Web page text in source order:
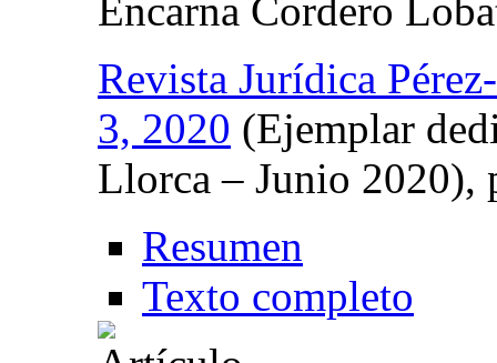
Encarna Cordero
Revista Jurídica
3, 2020 (Ejemplar
Llorca – Junio 2020),
Resumen
Texto completo